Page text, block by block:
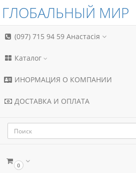
ГЛОБАЛЬНЫЙ МИР
(097) 715 94 59 Анастасія
Каталог
ИНОРМАЦИЯ О КОМПАНИИ
ДОСТАВКА И ОПЛАТА
0